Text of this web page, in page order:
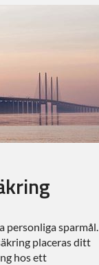
personliga sparmål.
placeras ditt
hos ett